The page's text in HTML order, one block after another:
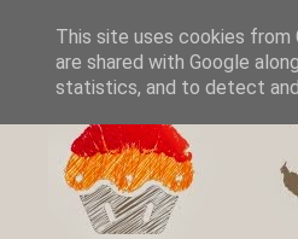
This site uses cookies from
are shared with Google
statistics, and to detect